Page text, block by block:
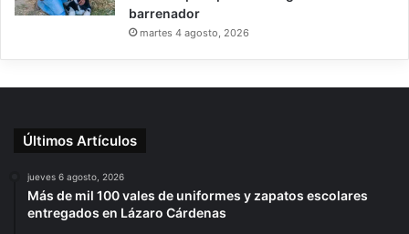
barrenador
martes 4 agosto, 2026
Últimos Artículos
jueves 6 agosto, 2026
Más de mil 100 vales de uniformes y zapatos escolares
entregados en Lázaro Cárdenas